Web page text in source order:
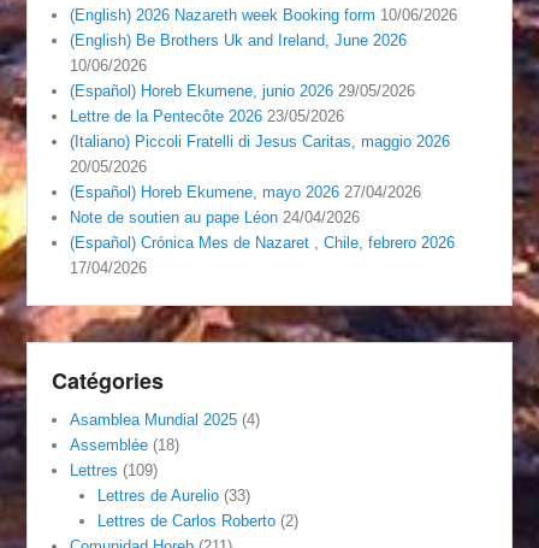
(English) 2026 Nazareth week Booking form 10/06/2026
(English) Be Brothers Uk and Ireland, June 2026
10/06/2026
(Español) Horeb Ekumene, junio 2026 29/05/2026
Lettre de la Pentecôte 2026 23/05/2026
(Italiano) Piccoli Fratelli di Jesus Caritas, maggio 2026
20/05/2026
(Español) Horeb Ekumene, mayo 2026 27/04/2026
Note de soutien au pape Léon 24/04/2026
(Español) Crónica Mes de Nazaret , Chile, febrero 2026
17/04/2026
Catégories
Asamblea Mundial 2025 (4)
Assemblée (18)
Lettres (109)
Lettres de Aurelio(33)
Lettres de Carlos Roberto(2)